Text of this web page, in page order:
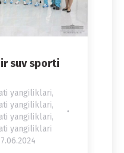
suv sporti
yangiliklari,
yangiliklari,
yangiliklari,
yangiliklari